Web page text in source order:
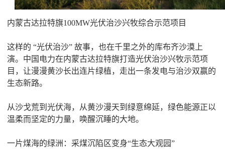
内蒙古达拉特旗100MW光伏治沙兴牧综合示范项目
这样的 “光伏治沙” 故事，也在千里之外的库布齐沙漠上
演。中国电力在内蒙古达拉特旗打造光伏治沙兴牧示范项
目，让漫漫黄沙长出连片绿植，走出一条发电与治沙双赢的
生态新路。
从沙戈荒到光伏海，从黄沙漫天到绿意绵延，绿色能源正以
温柔而坚定的力量，唤醒沉睡的大地。
一片煤海的绿洲：采煤沉陷区变身“生态大观园”